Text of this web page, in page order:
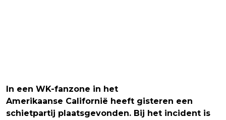
In een WK-fanzone in het
Amerikaanse Californië heeft gisteren een
schietpartij plaatsgevonden. Bij het incident is